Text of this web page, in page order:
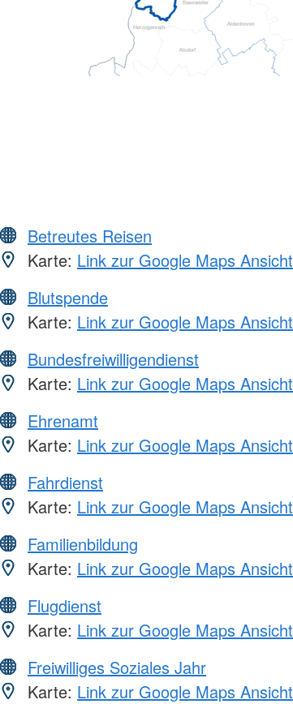
Betreutes Reisen
Karte: Link zur Google Maps Ansicht
Blutspende
Karte: Link zur Google Maps Ansicht
Bundesfreiwilligendienst
Karte: Link zur Google Maps Ansicht
Ehrenamt
Karte: Link zur Google Maps Ansicht
Fahrdienst
Karte: Link zur Google Maps Ansicht
Familienbildung
Karte: Link zur Google Maps Ansicht
Flugdienst
Karte: Link zur Google Maps Ansicht
Freiwilliges Soziales Jahr
Karte: Link zur Google Maps Ansicht